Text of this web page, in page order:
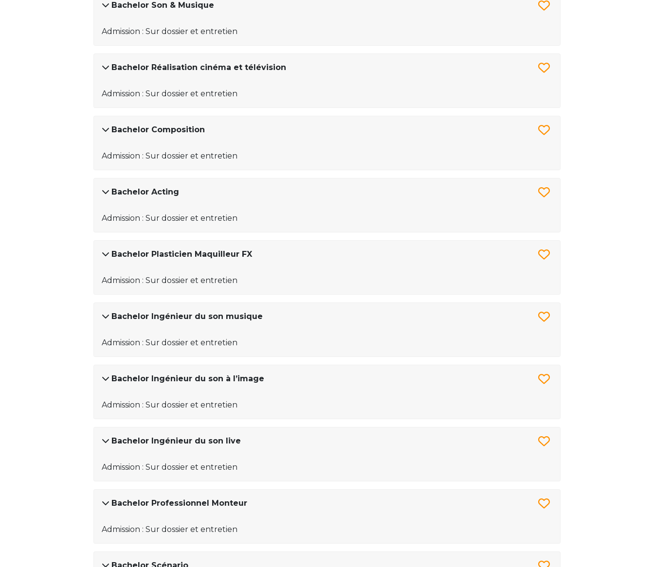
Bachelor Son & Musique
Admission : Sur dossier et entretien
Bachelor Réalisation cinéma et télévision
Admission : Sur dossier et entretien
Bachelor Composition
Admission : Sur dossier et entretien
Bachelor Acting
Admission : Sur dossier et entretien
Bachelor Plasticien Maquilleur FX
Admission : Sur dossier et entretien
Bachelor Ingénieur du son musique
Admission : Sur dossier et entretien
Bachelor Ingénieur du son à l’image
Admission : Sur dossier et entretien
Bachelor Ingénieur du son live
Admission : Sur dossier et entretien
Bachelor Professionnel Monteur
Admission : Sur dossier et entretien